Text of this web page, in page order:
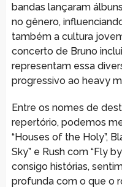
bandas lançaram
no gênero,
também a cultura
concerto de Bruno
representam essa
progressivo ao heavy
Entre os nomes de
repertório, podemos
“Houses of the Holy”,
Sky” e Rush com “Fly
consigo histórias,
profunda com o que o